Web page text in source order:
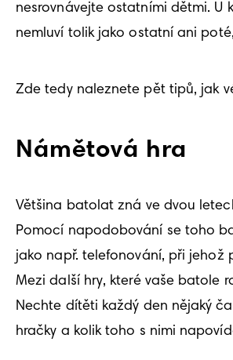
nesrovnávejte ostatními dětmi. U
nemluví tolik jako ostatní ani
Zde tedy naleznete pět tipů, jak
Námětová hra
Většina batolat zná ve dvou
Pomocí napodobování se toho
jako např. telefonování, při jehož
Mezi další hry, které vaše batole
Nechte dítěti každý den nějaký
hračky a kolik toho s nimi